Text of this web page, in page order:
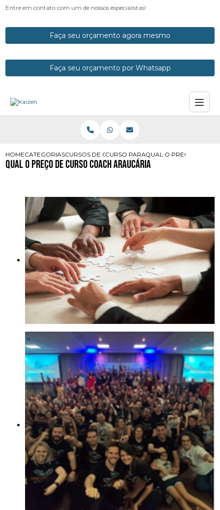
Entre em contato com um de nossos especialistas!
Faça seu orçamento agora mesmo
Faça seu orçamento por Whatsapp
HOMECATEGORIASCURSOS DE COACHCURSO PARA COACHQUAL O PRECO DE
Qual o Preço de Curso Coach Araucária